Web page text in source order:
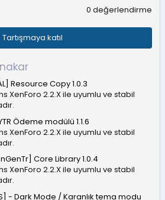
0 değerlendirme
Tartışmaya katıl
Resource Copy 1.0.3
XenForo 2.2.X ile uyumlu ve stabil
Ödeme modülü 1.1.6
XenForo 2.2.X ile uyumlu ve stabil
Core Library 1.0.4
XenForo 2.2.X ile uyumlu ve stabil
- Dark Mode / Karanlık tema modu